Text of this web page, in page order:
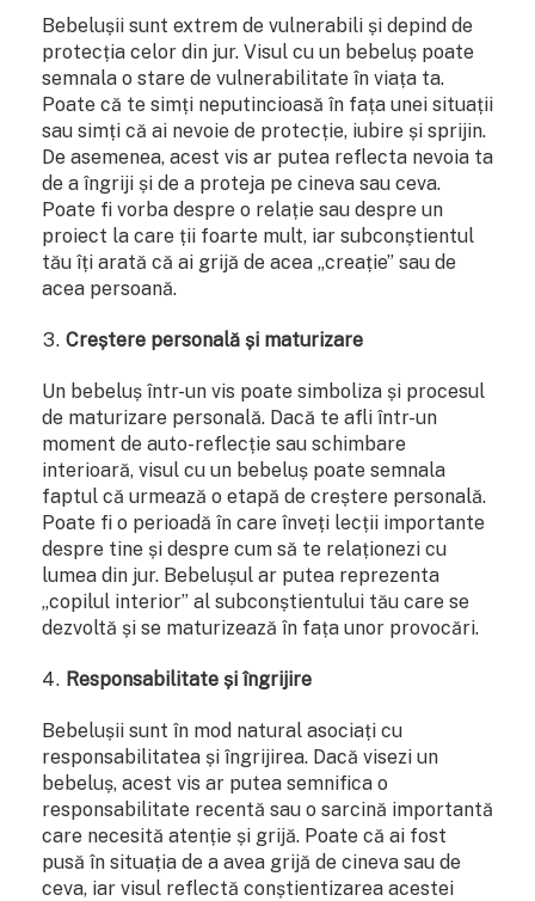
Bebelușii sunt extrem de vulnerabili și depind de
protecția celor din jur. Visul cu un bebeluș poate
semnala o stare de vulnerabilitate în viața ta.
Poate că te simți neputincioasă în fața unei situații
sau simți că ai nevoie de protecție, iubire și sprijin.
De asemenea, acest vis ar putea reflecta nevoia ta
de a îngriji și de a proteja pe cineva sau ceva.
Poate fi vorba despre o relație sau despre un
proiect la care ții foarte mult, iar subconștientul
tău îți arată că ai grijă de acea „creație” sau de
acea persoană.
Creștere personală și maturizare
Un bebeluș într-un vis poate simboliza și procesul
de maturizare personală. Dacă te afli într-un
moment de auto-reflecție sau schimbare
interioară, visul cu un bebeluș poate semnala
faptul că urmează o etapă de creștere personală.
Poate fi o perioadă în care înveți lecții importante
despre tine și despre cum să te relaționezi cu
lumea din jur. Bebelușul ar putea reprezenta
„copilul interior” al subconștientului tău care se
dezvoltă și se maturizează în fața unor provocări.
Responsabilitate și îngrijire
Bebelușii sunt în mod natural asociați cu
responsabilitatea și îngrijirea. Dacă visezi un
bebeluș, acest vis ar putea semnifica o
responsabilitate recentă sau o sarcină importantă
care necesită atenție și grijă. Poate că ai fost
pusă în situația de a avea grijă de cineva sau de
ceva, iar visul reflectă conștientizarea acestei